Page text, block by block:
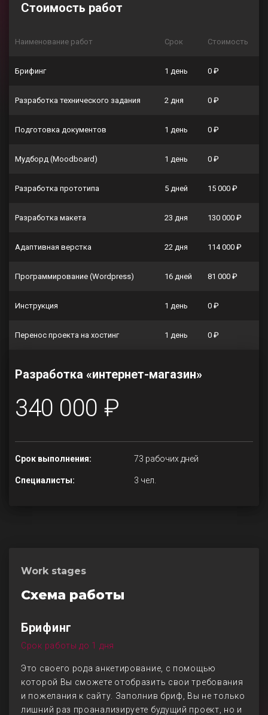
Стоимость работ
Наименование работ Срок Стоимость
Брифинг 1 день 0 ₽
Разработка технического задания 2 дня 0 ₽
Подготовка документов 1 день 0 ₽
Мудборд (Moodboard) 1 день 0 ₽
Разработка прототипа 5 дней 15 000 ₽
Разработка макета 23 дня 130 000 ₽
Адаптивная верстка 22 дня 114 000 ₽
Программирование (Wordpress) 16 дней 81 000 ₽
Инструкция 1 день 0 ₽
Перенос проекта на хостинг 1 день 0 ₽
Разработка «интернет-магазин»
340 000 ₽
Срок выполнения: 73 рабочих дней
Специалисты: 3 чел.
Work stages
Схема работы
Брифинг
Срок работы до 1 дня
Это своего рода анкетирование, с помощью
которой Вы сможете отобразить свои требования
и пожелания к сайту. Заполнив бриф, Вы не только
лишний раз проанализируете будущий проект, но и